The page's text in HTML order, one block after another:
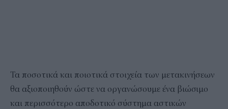
Τα ποσοτικά και ποιοτικά στοιχεία των μετακινήσεων
θα αξιοποιηθούν ώστε να οργανώσουμε ένα βιώσιμο
και περισσότερο αποδοτικό σύστημα αστικών